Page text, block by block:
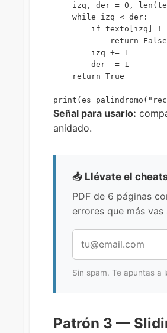
izq, der = 0,
    while izq < der:
if texto[izq]
            return False
        izq += 1
        der -= 1
    return True
Señal para usarlo:
anidado.
📥 Llévate el
PDF de 6 páginas
errores que más
Sin spam. Te apuntas
Patrón 3 —